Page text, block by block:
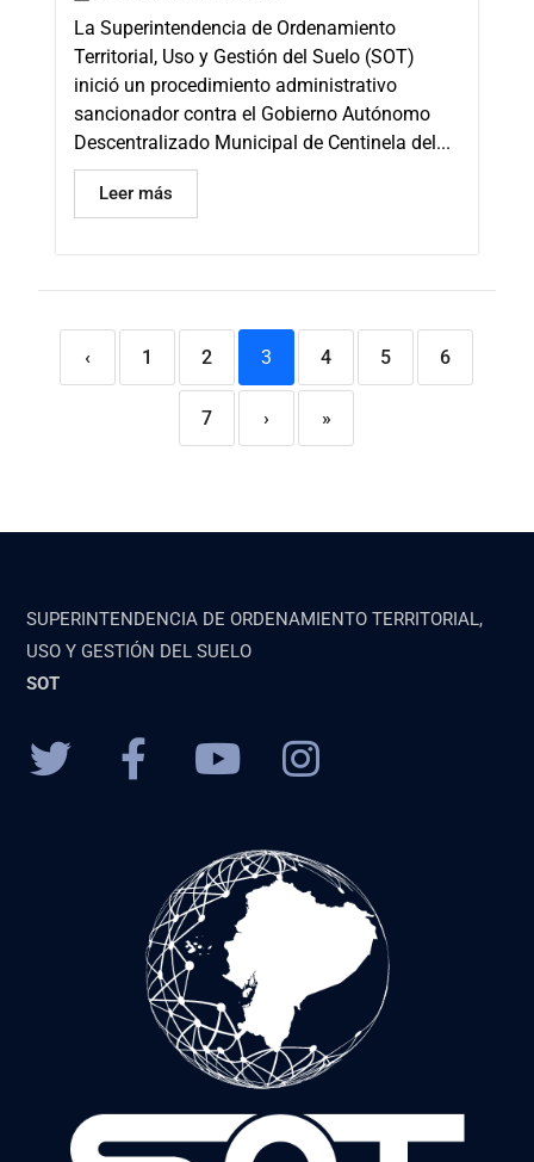
La Superintendencia de Ordenamiento
Territorial, Uso y Gestión del Suelo (SOT)
inició un procedimiento administrativo
sancionador contra el Gobierno Autónomo
Descentralizado Municipal de Centinela del...
Leer más
‹ 1 2 3 4 5 6
7 › »
SUPERINTENDENCIA DE ORDENAMIENTO TERRITORIAL,
USO Y GESTIÓN DEL SUELO
SOT